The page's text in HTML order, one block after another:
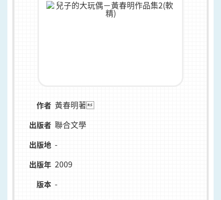
作者 黃春明著
出版者 聯合文學
出版地 -
出版年 2009
版本 -